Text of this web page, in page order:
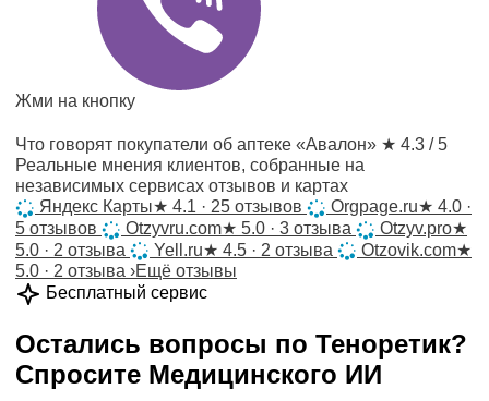
Жми на кнопку
Что говорят покупатели об аптеке «Авалон» ★ 4.3 / 5
Реальные мнения клиентов, собранные на
независимых сервисах отзывов и картах
Яндекс Карты★ 4.1 · 25 отзывов Orgpage.ru★ 4.0 ·
5 отзывов
Otzyvru.com★ 5.0 · 3 отзыва Otzyv.pro★
5.0 · 2 отзыва
Yell.ru★ 4.5 · 2 отзыва Otzovik.com★
5.0 · 2 отзыва ›Ещё отзывы
Бесплатный сервис
Остались вопросы по Теноретик?
Спросите Медицинского ИИ